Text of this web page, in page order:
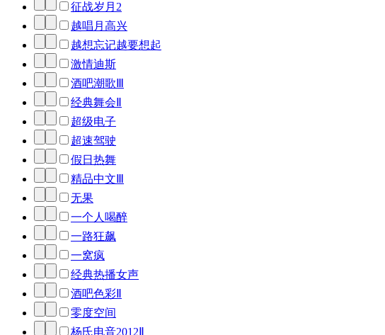
征战岁月2
越唱月高兴
越想忘记越要想起
激情迪斯
酒吧潮歌Ⅲ
经典舞会Ⅱ
超级电子
超速驾驶
假日热舞
精品中文Ⅲ
无果
一个人喝醉
一路狂飙
一窝疯
经典热播女声
酒吧色彩Ⅱ
零度空间
杨氏电音2012Ⅱ